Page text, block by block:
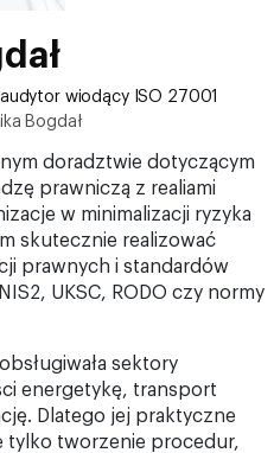
wiodący ISO 27001
Bogdał
doradztwie dotyczącym
prawniczą z realiami
w minimalizacji ryzyka
skutecznie realizować
prawnych i standardów
UKSC, RODO czy normy
sektory
energetykę, transport
Dlatego jej praktyczne
tylko tworzenie procedur,